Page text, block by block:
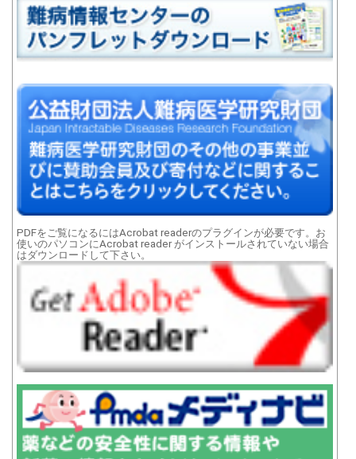
PDFをご覧になるにはAcrobat readerのプラグインが必要です。お
使いのパソコンにAcrobat reader がインストールされていない場合
はダウンロードして下さい。